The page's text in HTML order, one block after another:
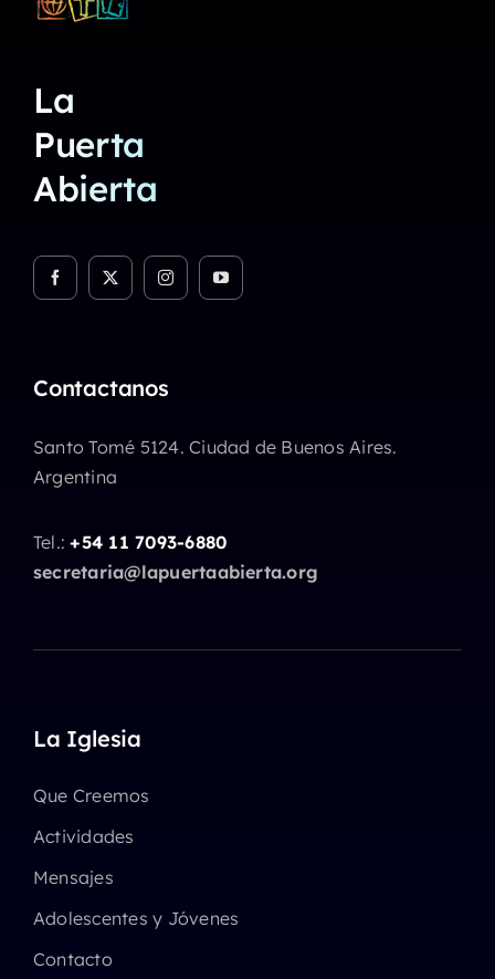
La
Puerta
Abierta
Contactanos
Santo Tomé 5124. Ciudad de Buenos Aires.
Argentina
Tel.:+54 11 7093-6880
secretaria@lapuertaabierta.org
La Iglesia
Que Creemos
Actividades
Mensajes
Adolescentes y Jóvenes
Contacto